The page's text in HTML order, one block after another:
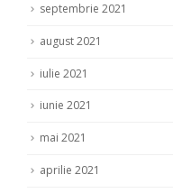
septembrie 2021
august 2021
iulie 2021
iunie 2021
mai 2021
aprilie 2021